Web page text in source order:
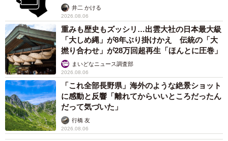
提」の対策
井二 かける
2026.08.06
重みも歴史もズッシリ…出雲大社の日本最大級
「大しめ縄」が8年ぶり掛けかえ 伝統の「大
撚り合わせ」が28万回超再生「ほんとに圧巻」
まいどなニュース調査部
2026.08.06
「これ全部長野県」海外のような絶景ショット
に感動と反響「離れてからいいところだったん
だって気づいた」
行橋 友
2026.08.06